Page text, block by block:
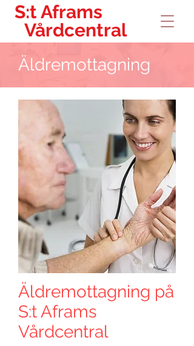
S:t Aframs
Vårdcentral
Äldremottagning
Äldremottagning på
S:t Aframs
Vårdcentral